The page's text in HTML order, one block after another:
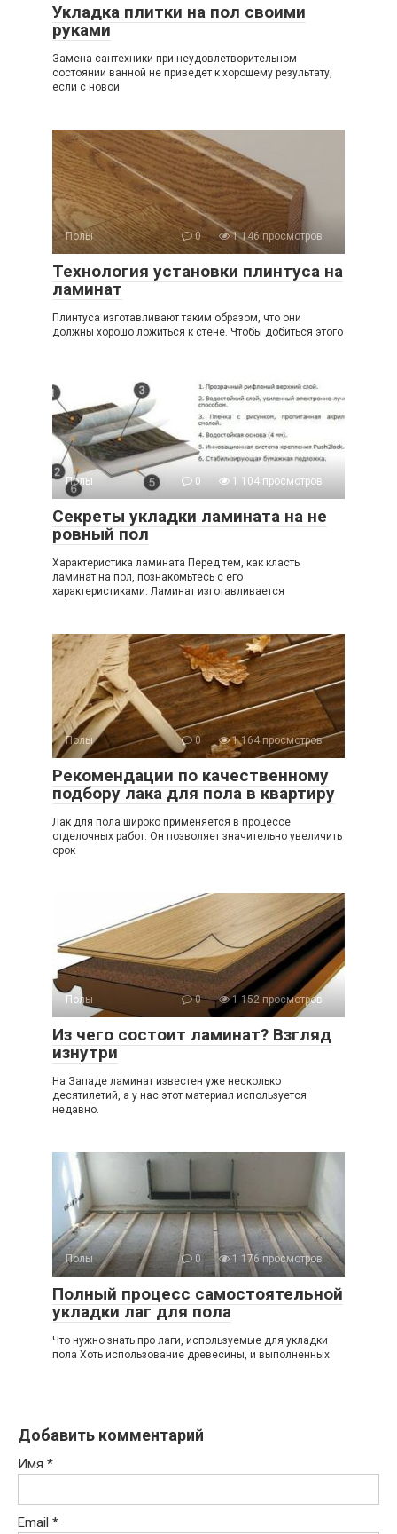
Укладка плитки на пол своими
руками
Замена сантехники при неудовлетворительном
состоянии ванной не приведет к хорошему результату,
если с новой
Полы 0 1 146 просмотров
Технология установки плинтуса на
ламинат
Плинтуса изготавливают таким образом, что они
должны хорошо ложиться к стене. Чтобы добиться этого
Полы 0 1 104 просмотров
Секреты укладки ламината на не
ровный пол
Характеристика ламината Перед тем, как класть
ламинат на пол, познакомьтесь с его
характеристиками. Ламинат изготавливается
Полы 0 1 164 просмотров
Рекомендации по качественному
подбору лака для пола в квартиру
Лак для пола широко применяется в процессе
отделочных работ. Он позволяет значительно увеличить
срок
Полы 0 1 152 просмотров
Из чего состоит ламинат? Взгляд
изнутри
На Западе ламинат известен уже несколько
десятилетий, а у нас этот материал используется
недавно.
Полы 0 1 176 просмотров
Полный процесс самостоятельной
укладки лаг для пола
Что нужно знать про лаги, используемые для укладки
пола Хоть использование древесины, и выполненных
Добавить комментарий
Имя *
Email *